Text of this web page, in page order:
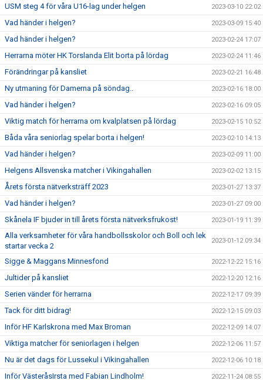
USM steg 4 för våra U16-lag under helgen 2023-03-10 22:02
Vad händer i helgen? 2023-03-09 15:40
Vad händer i helgen? 2023-02-24 17:07
Herrarna möter HK Torslanda Elit borta på lördag 2023-02-24 11:46
Förändringar på kansliet 2023-02-21 16:48
Ny utmaning för Damerna på söndag.. 2023-02-16 18:00
Vad händer i helgen? 2023-02-16 09:05
Viktig match för herrarna om kvalplatsen på lördag 2023-02-15 10:52
Båda våra seniorlag spelar borta i helgen! 2023-02-10 14:13
Vad händer i helgen? 2023-02-09 11:00
Helgens Allsvenska matcher i Vikingahallen 2023-02-02 13:15
Årets första nätverksträff 2023 2023-01-27 13:37
Vad händer i helgen? 2023-01-27 09:00
Skånela IF bjuder in till årets första nätverksfrukost! 2023-01-19 11:39
Alla verksamheter för våra handbollsskolor och Boll och lek
startar vecka 2
2023-01-12 09:34
Sigge & Maggans Minnesfond 2022-12-22 15:16
Jultider på kansliet 2022-12-20 12:16
Serien vänder för herrarna 2022-12-17 09:39
Tack för ditt bidrag! 2022-12-15 09:03
Inför HF Karlskrona med Max Broman 2022-12-09 14:07
Viktiga matcher för seniorlagen i helgen 2022-12-06 11:57
Nu är det dags för Lussekul i Vikingahallen 2022-12-06 10:18
Inför VästeråsIrsta med Fabian Lindholm! 2022-11-24 08:55